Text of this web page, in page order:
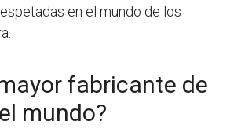
en el mundo de los
fabricante de
mundo?